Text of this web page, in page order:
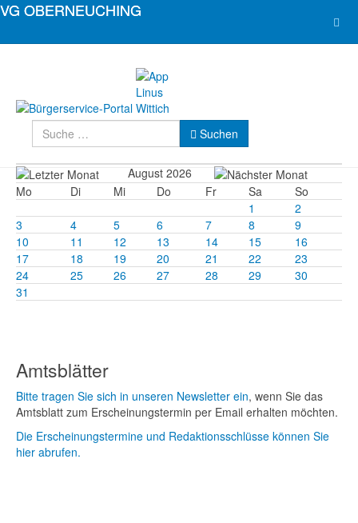
Suchen Suchen
August 2026
Mo
Di Mi Do Fr Sa
So
1
2
3
4 5 6 7 8
9
10
11 12 13 14 15
16
17
18 19 20 21 22
23
24
25 26 27 28 29
30
31
Amtsblätter
Bitte tragen Sie sich in unseren Newsletter ein, wenn Sie das
Amtsblatt zum Erscheinungstermin per Email erhalten möchten.
Die Erscheinungstermine und Redaktionsschlüsse können Sie
hier abrufen.